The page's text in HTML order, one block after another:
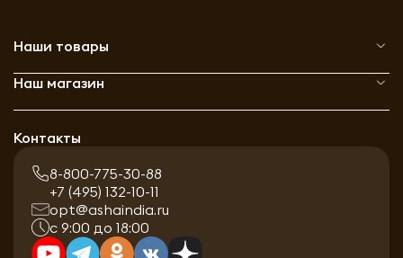
Наши товары
Наш магазин
Контакты
8-800-775-30-88
+7 (495) 132-10-11
opt@ashaindia.ru
с 9:00 до 18:00